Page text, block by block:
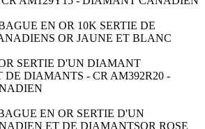
EN OR 10K SERTIE DE
OR JAUNE ET BLANC
EN OR SERTIE D'UN
ET DE DIAMANTSOR ROSE